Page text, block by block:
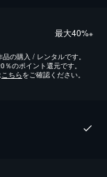
最⼤40%※
の購入 / レンタルです。
のポイント還元です。
こちらをご確認ください。